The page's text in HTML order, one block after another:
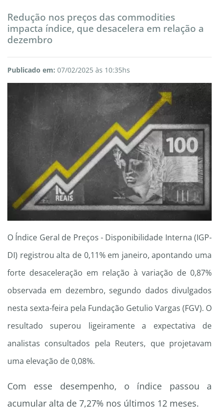
Redução nos preços das commodities
impacta índice, que desacelera em relação a
dezembro
Publicado em: 07/02/2025 às 10:35hs
O Índice Geral de Preços - Disponibilidade Interna (IGP-
DI) registrou alta de 0,11% em janeiro, apontando uma
forte desaceleração em relação à variação de 0,87%
observada em dezembro, segundo dados divulgados
nesta sexta-feira pela Fundação Getulio Vargas (FGV). O
resultado superou ligeiramente a expectativa de
analistas consultados pela Reuters, que projetavam
uma elevação de 0,08%.
Com esse desempenho, o índice passou a
acumular alta de 7,27% nos últimos 12 meses.